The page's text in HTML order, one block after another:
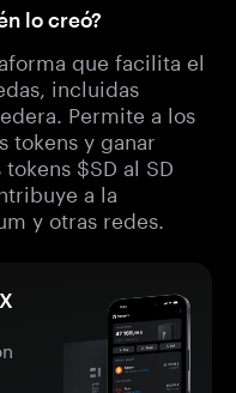
lo creó?
que facilita el
incluidas
Permite a los
tokens y ganar
$SD al SD
a la
y otras redes.